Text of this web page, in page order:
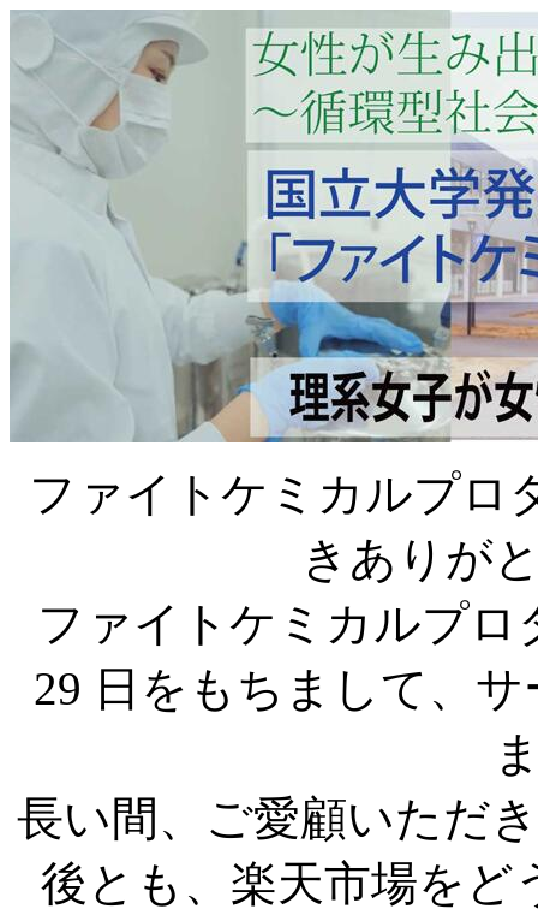
ファイトケミカルプロ
きありが
ファイトケミカルプロ
29 日をもちまして、
長い間、ご愛顧いただ
後とも、楽天市場を